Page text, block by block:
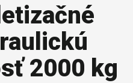
2000 kg